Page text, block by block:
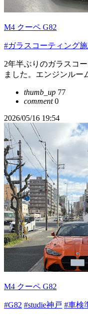
M4 クーペ G82
#ガラスコーティング
2年半ぶりのガラスコ
ました。エンジンルー
thumb_up 77
comment0
2026/05/16 19:54
M4 クーペ G82
#G82 #studie神戸 #車検